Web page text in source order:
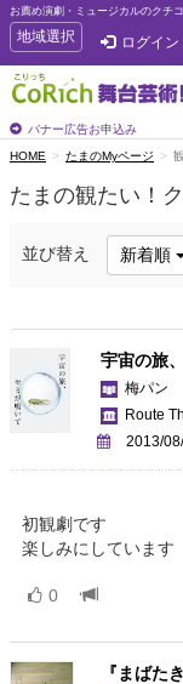
お薦め演劇・ミュージカルのクチ
T
o
g
g
e
n
v
a
地域選択 ログイン
バナー広告お申込み
HOME たまのMyページ
たまの観たい！
並び替え 新着順
宇宙の旅
梅パン
Route
2013/
初観劇です
楽しみにしています
0
『まばたき